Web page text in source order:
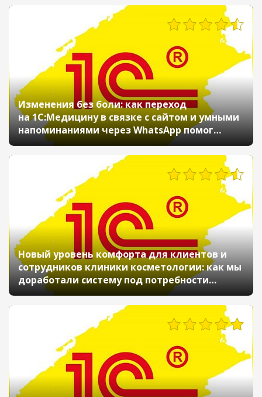
Изменения без боли: как переход
на 1С:Медицину в связке с сайтом и умными
напоминаниями через WhatsApp помог
клинике «Авиценна» измениться
Новый уровень комфорта для клиентов и
сотрудников клиники косметологии: как мы
доработали систему под потребности
компании